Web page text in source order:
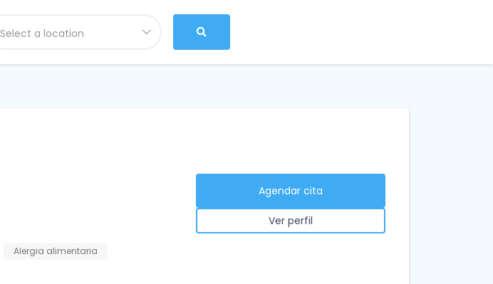
Select a location
Alergia alimentaria
Agendar cita
Ver perfil